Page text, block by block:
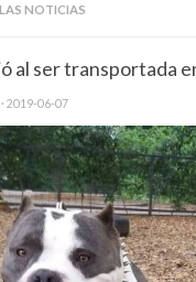
NOTICIAS
al ser transportada
· 2019-06-07